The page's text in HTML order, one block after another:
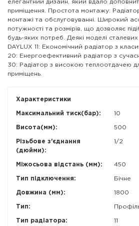
елегантний дизайн, який вдало
приміщення. Простота монтажу:
монтажі та обслуговуванні. Широкий
потужності та розмірів, що дозволяє
будь-яких потреб. Деякі моделі сталевих
DAYLUX 11: Економічний радіатор з
20: Енергоефективний радіатор з
30: Радіатор з високою теплоотдачею
приміщень.
Характеристики
Максимальний тиск(бар): 10
Висота(мм): 500
Різьбове з'єднання
(дюйми):
1/2
Міжосьова відстань (мм): 450
Тип підключення: Бічне
Довжина (мм): 1800
Тип:
Тип радіатора: 11